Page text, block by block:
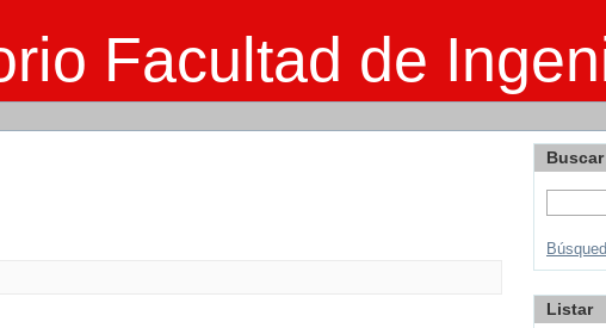
Facultad de
Listar